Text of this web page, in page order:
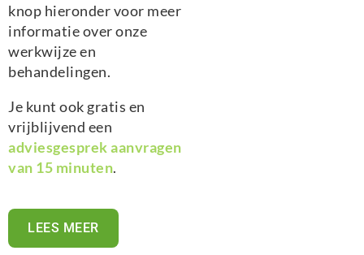
knop hieronder voor meer
informatie over onze
werkwijze en
behandelingen.
Je kunt ook gratis en
vrijblijvend een
adviesgesprek aanvragen
van 15 minuten.
LEES MEER